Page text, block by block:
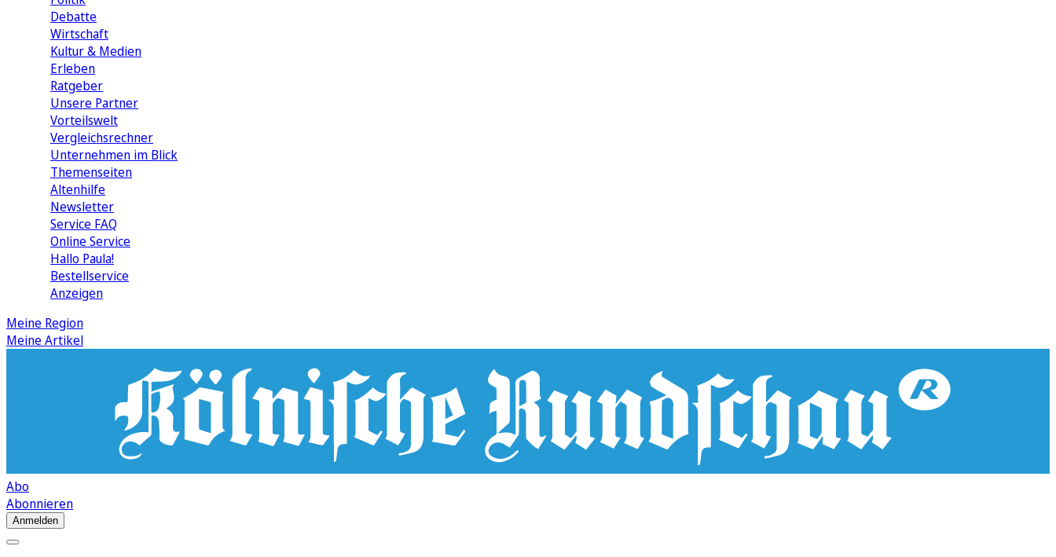
Debatte
Wirtschaft
Kultur & Medien
Erleben
Ratgeber
Unsere Partner
Vorteilswelt
Vergleichsrechner
Unternehmen im Blick
Themenseiten
Altenhilfe
Newsletter
Service FAQ
Online Service
Hallo Paula!
Bestellservice
Anzeigen
Meine Region
Meine Artikel
Abo
Abonnieren
Anmelden